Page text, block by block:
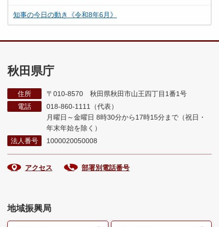
知事の今日の動き《令和8年6月》
秋田県庁
住所
〒010-8570 秋田県秋田市山王四丁目1番1号
電話
018-860-1111（代表）
月曜日～金曜日 8時30分から17時15分まで （祝日・
年末年始を除く）
法人番号
1000020050008
アクセス 部署別電話番号
地域振興局